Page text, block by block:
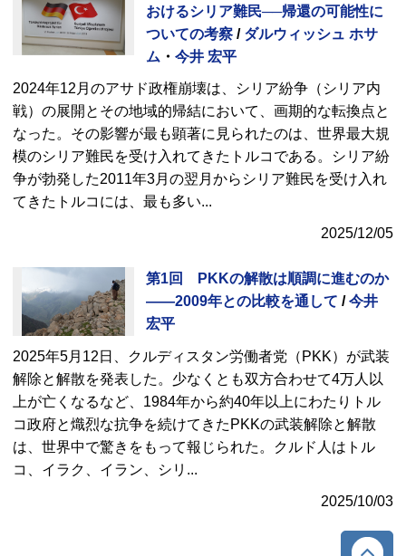
おけるシリア難民──帰還の可能性に
ついての考察/ ダルウィッシュ ホサ
ム ・ 今井 宏平
2024年12月のアサド政権崩壊は、シリア紛争（シリア内
戦）の展開とその地域的帰結において、画期的な転換点と
なった。その影響が最も顕著に見られたのは、世界最大規
模のシリア難民を受け入れてきたトルコである。シリア紛
争が勃発した2011年3月の翌月からシリア難民を受け入れ
てきたトルコには、最も多い...
2025/12/05
第1回 PKKの解散は順調に進むのか
――2009年との比較を通して /今井
宏平
2025年5月12日、クルディスタン労働者党（PKK）が武装
解除と解散を発表した。少なくとも双方合わせて4万人以
上が亡くなるなど、1984年から約40年以上にわたりトル
コ政府と熾烈な抗争を続けてきたPKKの武装解除と解散
は、世界中で驚きをもって報じられた。クルド人はトル
コ、イラク、イラン、シリ ...
2025/10/03